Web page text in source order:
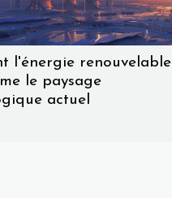
l'énergie renouvelable
le paysage
actuel